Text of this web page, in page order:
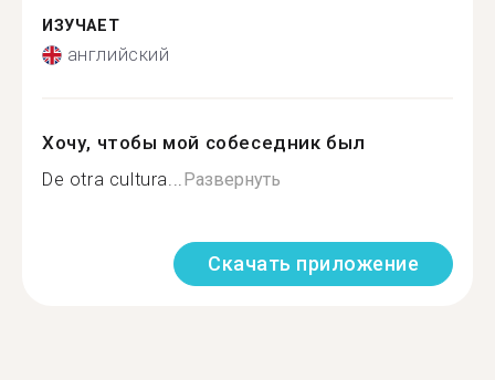
ИЗУЧАЕТ
английский
Хочу, чтобы мой собеседник был
De otra cultura...Развернуть
Скачать приложение